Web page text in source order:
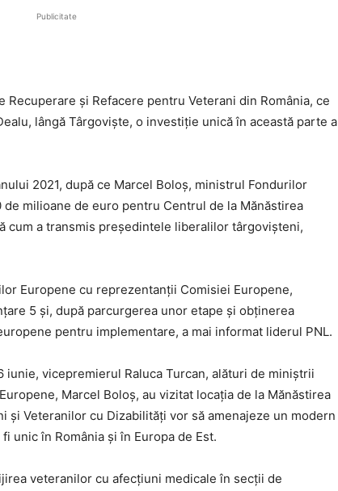
Publicitate
și Refacere pentru Veterani din România, ce
lângă Târgoviște, o investiție unică în această parte a
2021, după ce Marcel Boloș, ministrul Fondurilor
milioane de euro pentru Centrul de la Mănăstirea
cum a transmis președintele liberalilor târgovișteni,
Europene cu reprezentanții Comisiei Europene,
5 și, după parcurgerea unor etape și obținerea
pentru implementare, a mai informat liderul PNL.
iunie, vicepremierul Raluca Turcan, alături de miniștrii
Marcel Boloș, au vizitat locația de la Mănăstirea
și Veteranilor cu Dizabilități vor să amenajeze un modern
unic în România și în Europa de Est.
veteranilor cu afecțiuni medicale în secții de